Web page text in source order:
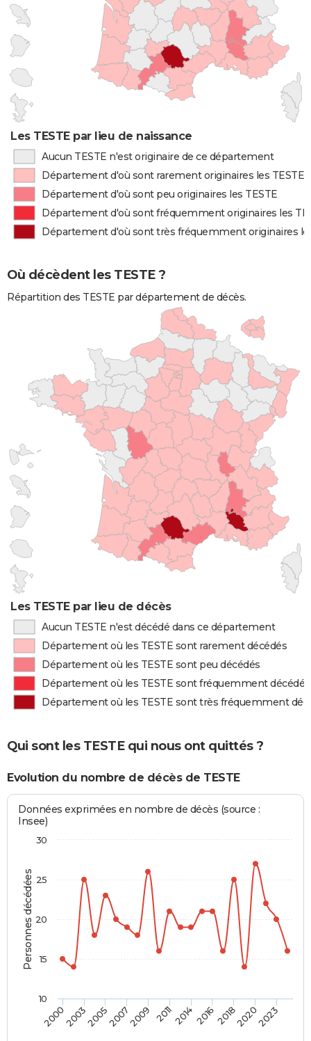
Les TESTE par lieu de naissance
Aucun TESTE n'est originaire de ce département
Département d'où sont rarement originaires les TESTE
Département d'où sont peu originaires les TESTE
Département d'où sont fréquemment originaires les
Département d'où sont très fréquemment originaires
Où décèdent les TESTE ?
Répartition des TESTE par département de décès.
Les TESTE par lieu de décès
Aucun TESTE n'est décédé dans ce département
Département où les TESTE sont rarement décédés
Département où les TESTE sont peu décédés
Département où les TESTE sont fréquemment décédés
Département où les TESTE sont très fréquemment
Qui sont les TESTE qui nous ont quittés ?
Evolution du nombre de décès de TESTE
Personnes décédées
Données exprimées en nombre de décès (source :
Insee)
20002003200520072009 201120142016201820202023
10
15
20
25
30